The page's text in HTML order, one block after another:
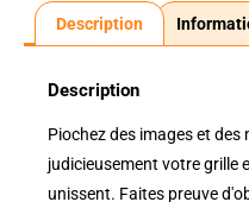
Description
Description
Piochez des images et
judicieusement votre grille
unissent. Faites preuve